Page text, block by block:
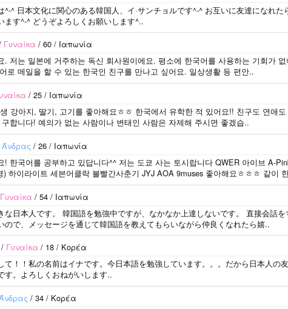
^-^ 日本文化に関心のある韓国人、イ·サンチョルです^-^ お互いに友達になれた
ます^-^ どうぞよろしくお願いします^..
Γυναίκα / 60 / Ιαπωνία
. 저는 일본에 거주하는 독신 회사원이에요. 평소에 한국어를 사용하는 기회가 없
로 메일을 할 수 있는 한국인 친구를 만나고 싶어요. 일상생활 등 편안..
/ 25 / Ιαπωνία
강아지, 딸기, 고기를 좋아해요ㅎㅎ 한국에서 유학한 적 있어요!! 친구도 연애도
합니다! 예의가 없는 사람이나 변태인 사람은 자제해 주시면 좋겠습..
Άνδρας / 26 / Ιαπωνία
! 한국어를 공부하고 있답니다^^ 저는 도쿄 사는 토시랍니다 QWER 아이브 A-
) 하이라이트 세븐어클락 볼빨간사춘기 JYJ AOA 9muses 좋아해요ㅎㅎㅎ 같이
Γυναίκα / 54 / Ιαπωνία
な日本人です。 韓国語を勉強中ですが、なかなか上達しないです。 直接会話を
ので、メッセージを通じて韓国語を教えてもらいながら仲良くなれたら嬉..
/ Γυναίκα / 18 / Κορέα
て！！私の名前はイナです。今日本語を勉強しています。。。だから日本人の
す。よろしくおねがいします..
/ 34 / Κορέα